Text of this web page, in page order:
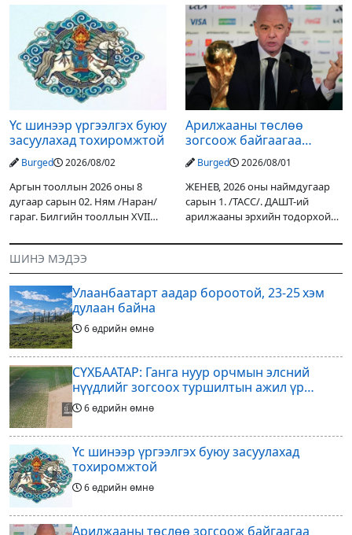
уулархаг нутгаар бороо, дуу
цахилгаантай аадар бороо
орох тул голуудын усны
түвшин нэмэгдэх, нөөлөг
Дарьгангын Ганга нуурыг
сэргээн, хамгаалах төслийг
улсын төсвийн хөрөнгө
оруулалтаар хийж буй.
Төслийн
Үс шинээр үргээлгэх буюу
засуулахад тохиромжтой
Burged 2026/08/02
Аргын тооллын 2026 оны 8
дугаар сарын 02. Ням /Наран/
гараг. Билгийн тооллын XVII
гал Морин жилийн Зуны адаг
хөхөгчин хонь сарын шинийн
19, Адъяа /Асралт/
Арилжааны төслөө
зогсоож байгаагаа
Ж.Инфантино мэдэгдэв
Burged 2026/08/01
ЖЕНЕВ, 2026 оны наймдугаар
сарын 1. /ТАСС/. ДАШТ-ий
арилжааны эрхийн тодорхой
оруулагчдад худалдах
шийдвэрлэснээ ФИФА-гийн
ерөнхийлөгч Жанни
ШИНЭ МЭДЭЭ
Улаанбаатарт аадар бороотой, 23-25 хэм
дулаан байна
6 өдрийн өмнө
СҮХБААТАР: Ганга нуур орчмын элсний
нүүдлийг зогсоох туршилтын ажил үр
дүнгээ өгч эхэлжээ
6 өдрийн өмнө
Үс шинээр үргээлгэх буюу засуулахад
тохиромжтой
6 өдрийн өмнө
Арилжааны төслөө зогсоож байгаагаа